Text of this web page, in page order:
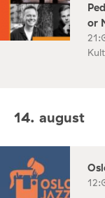
or
14. august